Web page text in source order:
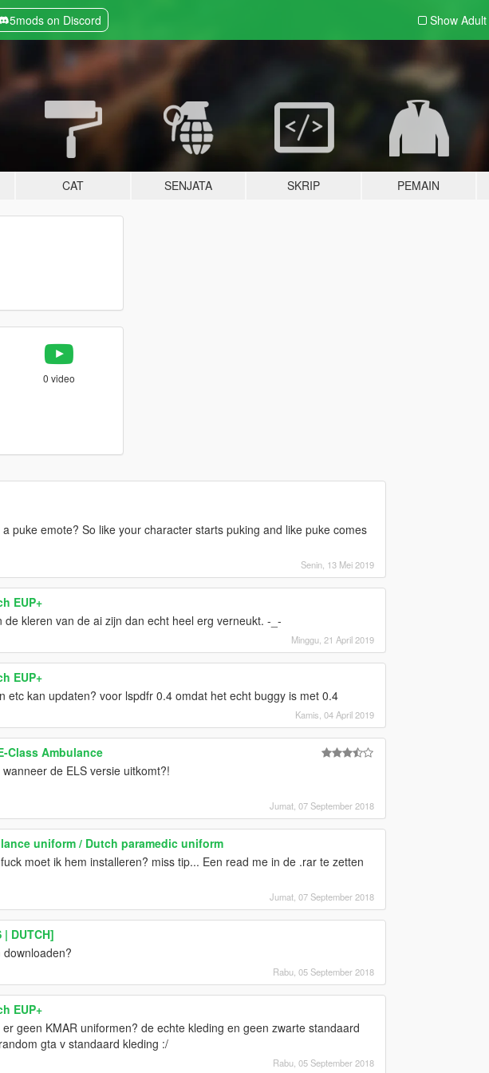
5mods on Discord Show Adult
CAT SENJATA SKRIP PEMAIN
0 video
puke emote? So like your character starts puking and like puke comes
Senin, 13 Mei 2019
EUP+
kleren van de ai zijn dan echt heel erg verneukt. -_-
Minggu, 21 April 2019
EUP+
etc kan updaten? voor lspdfr 0.4 omdat het echt buggy is met 0.4
Kamis, 04 April 2019
Class Ambulance
de ELS versie uitkomt?!
Jumat, 07 September 2018
uniform / Dutch paramedic uniform
moet ik hem installeren? miss tip... Een read me in de .rar te zetten
Jumat, 07 September 2018
DUTCH]
Rabu, 05 September 2018
EUP+
geen KMAR uniformen? de echte kleding en geen zwarte standaard
gta v standaard kleding :/
Rabu, 05 September 2018